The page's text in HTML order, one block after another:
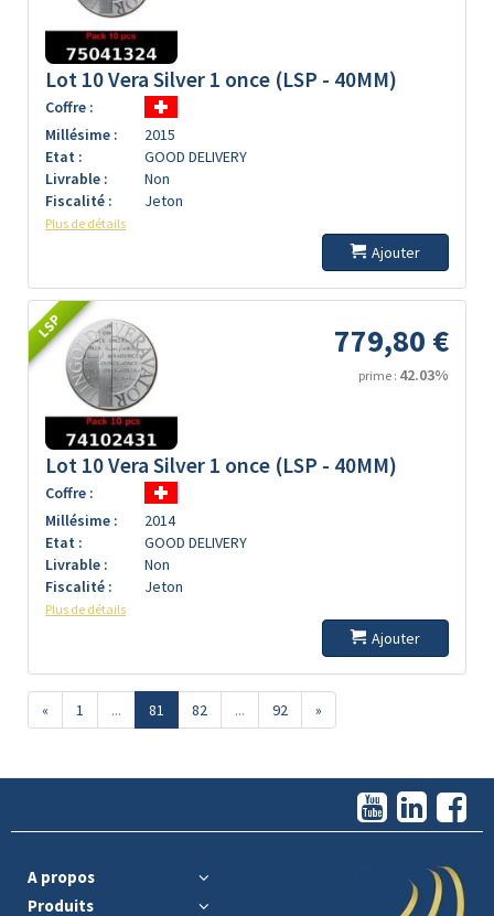
Lot 10 Vera Silver 1 once (LSP - 40MM)
Coffre :
Millésime :
2015
Etat :
GOOD DELIVERY
Livrable :
Non
Fiscalité :
Jeton
Plus de détails
Ajouter
LSP 779,80 €
prime : 42.03%
Lot 10 Vera Silver 1 once (LSP - 40MM)
Coffre :
Millésime :
2014
Etat :
GOOD DELIVERY
Livrable :
Non
Fiscalité :
Jeton
Plus de détails
Ajouter
« 1 ... 81 82 ... 92 »
A propos
Produits